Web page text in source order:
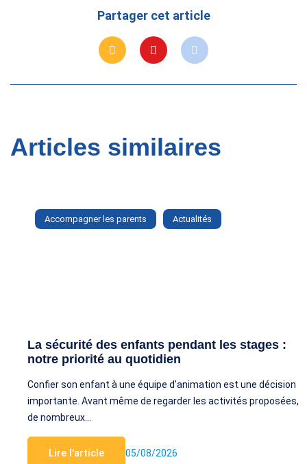
Partager cet article
Articles similaires
Accompagner les parents Actualités
La sécurité des enfants pendant les stages :
notre priorité au quotidien
Confier son enfant à une équipe d’animation est une décision
importante. Avant même de regarder les activités proposées,
de nombreux…
Lire l'article 05/08/2026